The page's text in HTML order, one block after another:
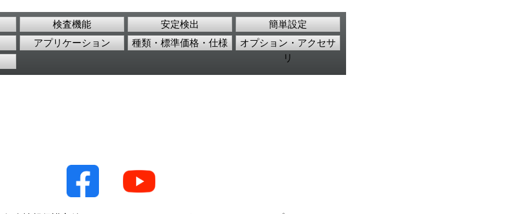
検査機能 安定検出
簡単設定
アプリケーション 種類・標準価格・仕様
オプション・アクセサ
リ